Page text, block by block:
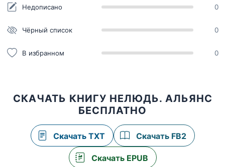
Недописано 0
Чёрный список 0
В избранном 0
СКАЧАТЬ КНИГУ НЕЛЮДЬ. АЛЬЯНС
БЕСПЛАТНО
Скачать TXT Скачать FB2
Скачать EPUB